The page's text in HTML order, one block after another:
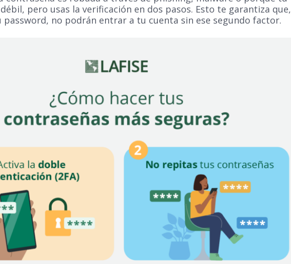
pero usas la verificación en dos pasos. Esto te garantiza que,
password, no podrán entrar a tu cuenta sin ese segundo factor.